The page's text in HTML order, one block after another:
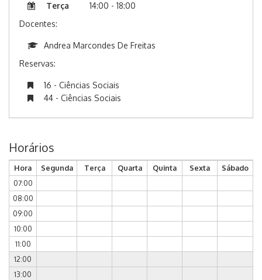
Terça
14:00 - 18:00
Docentes:
Andrea Marcondes De Freitas
Reservas:
16 - Ciências Sociais
44 - Ciências Sociais
Horários
Hora Segunda Terça Quarta Quinta Sexta
Sábado
07:00
08:00
09:00
10:00
11:00
12:00
13:00